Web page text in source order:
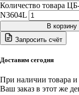
Количество товара
N3604L
В корзину
Запросить счёт
Доставим сегодня
При наличии товара и
Ваш заказ в этот же